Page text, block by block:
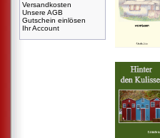
Versandkosten
Unsere AGB
Gutschein einlösen
Ihr Account